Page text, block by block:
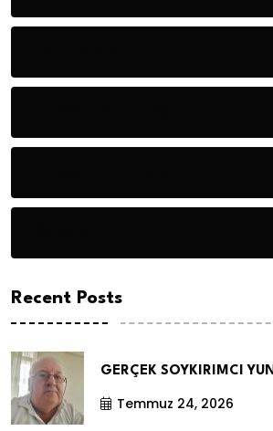
Recent Posts
GERÇEK SOYKIRIMCI
Temmuz 24, 2026